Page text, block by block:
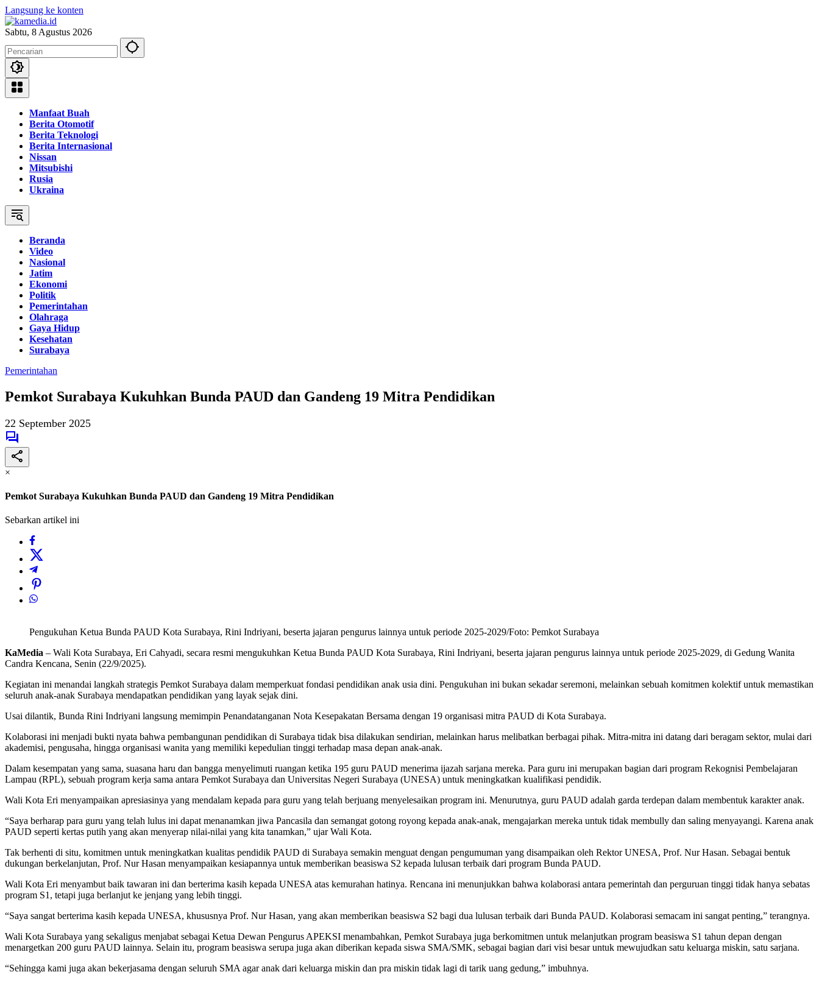
Langsung ke konten
Sabtu, 8 Agustus 2026
Manfaat Buah
Berita Otomotif
Berita Teknologi
Berita Internasional
Nissan
Mitsubishi
Rusia
Ukraina
Beranda
Video
Nasional
Jatim
Ekonomi
Politik
Pemerintahan
Olahraga
Gaya Hidup
Kesehatan
Surabaya
Pemerintahan
Pemkot Surabaya Kukuhkan Bunda PAUD dan Gandeng 19 Mitra Pendidikan
22 September 2025
×
Pemkot Surabaya Kukuhkan Bunda PAUD dan Gandeng 19 Mitra Pendidikan
Sebarkan artikel ini
Pengukuhan Ketua Bunda PAUD Kota Surabaya, Rini Indriyani, beserta jajaran pengurus lainnya untuk periode 2025-2029/Foto: Pemkot Surabaya
KaMedia – Wali Kota Surabaya, Eri Cahyadi, secara resmi mengukuhkan Ketua Bunda PAUD Kota Surabaya, Rini Indriyani, beserta jajaran pengurus lainnya untuk periode 2025-2029, di Gedung Wanita
Candra Kencana, Senin (22/9/2025).
Kegiatan ini menandai langkah strategis Pemkot Surabaya dalam memperkuat fondasi pendidikan anak usia dini. Pengukuhan ini bukan sekadar seremoni, melainkan sebuah komitmen kolektif untuk memastikan
seluruh anak-anak Surabaya mendapatkan pendidikan yang layak sejak dini.
Usai dilantik, Bunda Rini Indriyani langsung memimpin Penandatanganan Nota Kesepakatan Bersama dengan 19 organisasi mitra PAUD di Kota Surabaya.
Kolaborasi ini menjadi bukti nyata bahwa pembangunan pendidikan di Surabaya tidak bisa dilakukan sendirian, melainkan harus melibatkan berbagai pihak. Mitra-mitra ini datang dari beragam sektor, mulai dari
akademisi, pengusaha, hingga organisasi wanita yang memiliki kepedulian tinggi terhadap masa depan anak-anak.
Dalam kesempatan yang sama, suasana haru dan bangga menyelimuti ruangan ketika 195 guru PAUD menerima ijazah sarjana mereka. Para guru ini merupakan bagian dari program Rekognisi Pembelajaran
Lampau (RPL), sebuah program kerja sama antara Pemkot Surabaya dan Universitas Negeri Surabaya (UNESA) untuk meningkatkan kualifikasi pendidik.
Wali Kota Eri menyampaikan apresiasinya yang mendalam kepada para guru yang telah berjuang menyelesaikan program ini. Menurutnya, guru PAUD adalah garda terdepan dalam membentuk karakter anak.
“Saya berharap para guru yang telah lulus ini dapat menanamkan jiwa Pancasila dan semangat gotong royong kepada anak-anak, mengajarkan mereka untuk tidak membully dan saling menyayangi. Karena anak
PAUD seperti kertas putih yang akan menyerap nilai-nilai yang kita tanamkan,” ujar Wali Kota.
Tak berhenti di situ, komitmen untuk meningkatkan kualitas pendidik PAUD di Surabaya semakin menguat dengan pengumuman yang disampaikan oleh Rektor UNESA, Prof. Nur Hasan. Sebagai bentuk
dukungan berkelanjutan, Prof. Nur Hasan menyampaikan kesiapannya untuk memberikan beasiswa S2 kepada lulusan terbaik dari program Bunda PAUD.
Wali Kota Eri menyambut baik tawaran ini dan berterima kasih kepada UNESA atas kemurahan hatinya. Rencana ini menunjukkan bahwa kolaborasi antara pemerintah dan perguruan tinggi tidak hanya sebatas
program S1, tetapi juga berlanjut ke jenjang yang lebih tinggi.
“Saya sangat berterima kasih kepada UNESA, khususnya Prof. Nur Hasan, yang akan memberikan beasiswa S2 bagi dua lulusan terbaik dari Bunda PAUD. Kolaborasi semacam ini sangat penting,” terangnya.
Wali Kota Surabaya yang sekaligus menjabat sebagai Ketua Dewan Pengurus APEKSI menambahkan, Pemkot Surabaya juga berkomitmen untuk melanjutkan program beasiswa S1 tahun depan dengan
menargetkan 200 guru PAUD lainnya. Selain itu, program beasiswa serupa juga akan diberikan kepada siswa SMA/SMK, sebagai bagian dari visi besar untuk mewujudkan satu keluarga miskin, satu sarjana.
“Sehingga kami juga akan bekerjasama dengan seluruh SMA agar anak dari keluarga miskin dan pra miskin tidak lagi di tarik uang gedung,” imbuhnya.